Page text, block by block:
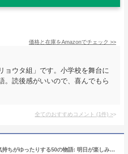
価格と在庫をAmazonでチェック >>
ョウタ組」です。小学校を舞台に
。読後感がいいので、喜んでもら
全てのおすすめコメント (1件) >
一日のおわりに読むと気持ちがゆったりする50の物語: 明日が楽しみになるストーリー (王様文庫 D 66-4)